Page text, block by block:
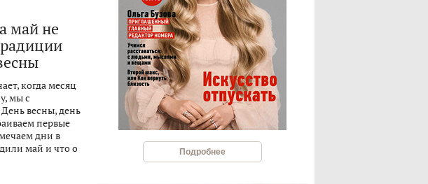
май не
когда месяц
мы с
весны, день
первые
дни в
май и что о
Подробнее